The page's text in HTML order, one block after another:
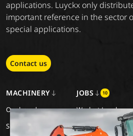
applications. Luyckx only
important reference in the sector
special applications.
Contact us
MACHINERY
Our brands
Special Applications
JOBS 10
Work at Luyckx
Internship/holiday